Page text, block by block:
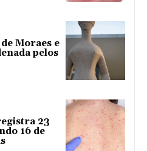
Moraes e
pelos
23
16 de